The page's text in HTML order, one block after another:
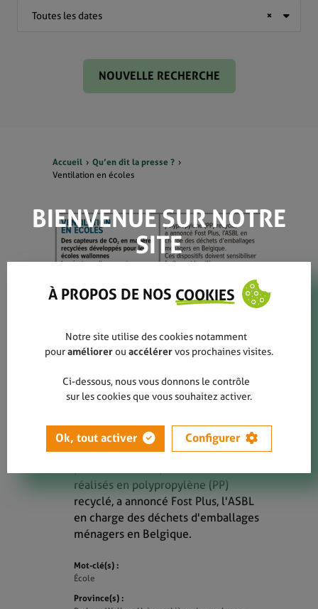
×
Toutes les dates
Accueil
Qu’en dit la presse ?
Ventilation en écoles
EN SAVOIR PLUS
Janvier 2022
au « Label École Plus Propre »,
pourront disposer gratuitement de
réalisés en polypropylène (PP)
recyclé, a annoncé Fost Plus, l'ASBL
en charge des déchets d'emballages
ménagers en Belgique.
Mot-clé(s) :
École
Province(s) :
BIENVENUE SUR NOTRE
SITE
À PROPOS DE NOS COOKIES
Notre site utilise des cookies notamment
pouraméliorerou accélérervos prochaines visites.
Ci-dessous, nous vous donnons le contrôle
sur les cookies que vous souhaitez activer.
Ok, tout activer Configurer